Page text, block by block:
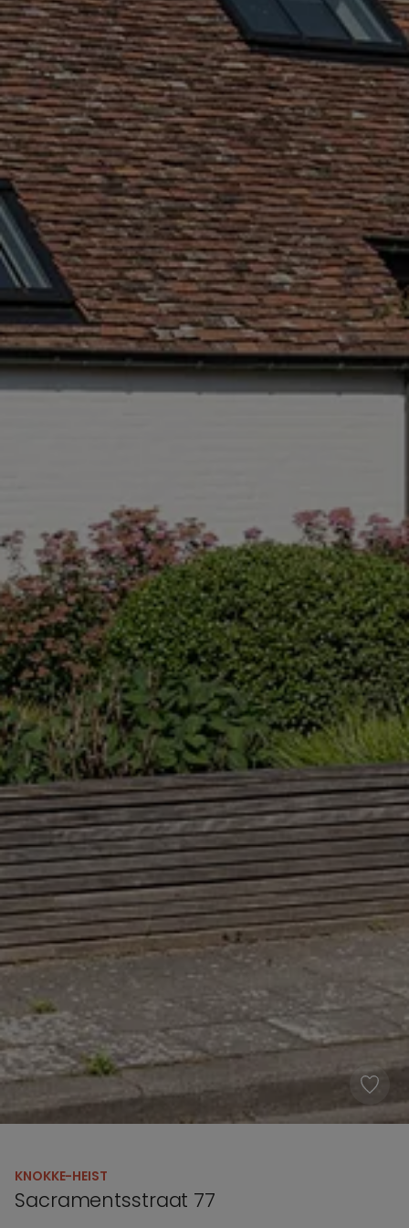
KNOKKE-HEIST
Sacramentsstraat 77